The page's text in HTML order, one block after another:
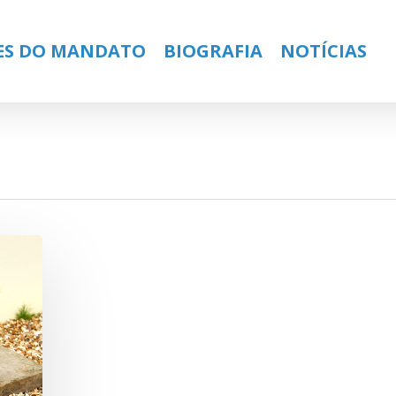
DO MANDATO BIOGRAFIA NOTÍCIAS